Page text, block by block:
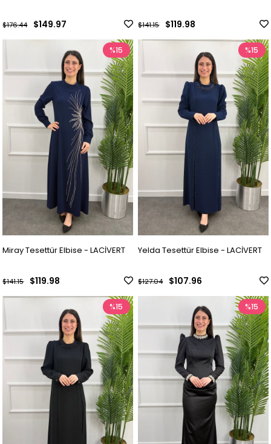
$149.97
$176.44 $119.98
$141.15
Miray Tesettür Elbise - LACİVERT
$119.98
$141.15
%15
Yelda Tesettür Elbise - LACİVERT
$107.96
$127.04
%15
%15 %15